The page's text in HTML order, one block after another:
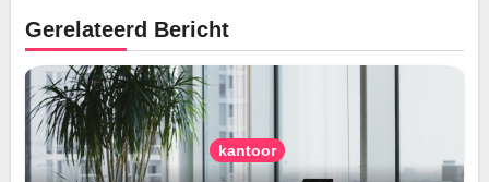
Gerelateerd Bericht
kantoor